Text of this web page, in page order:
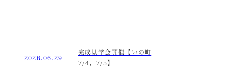
2026.06.29
完成見学会開催【いの町
7/4，7/5】